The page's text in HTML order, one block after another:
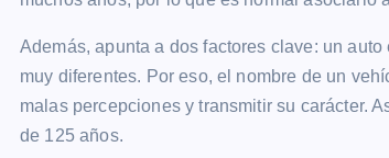
Además, apunta a dos factores clave: un
muy diferentes. Por eso, el nombre de un
malas percepciones y transmitir su carácter.
de 125 años.